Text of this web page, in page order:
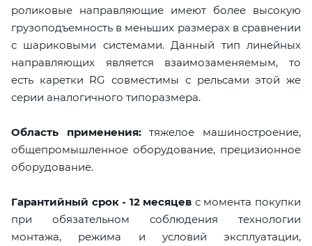
роликовые направляющие имеют более высокую
грузоподъемность в меньших размерах в сравнении
с шариковыми системами. Данный тип линейных
направляющих является взаимозаменяемым, то
есть каретки RG совместимы с рельсами этой же
серии аналогичного типоразмера.
Область применения:тяжелое машиностроение,
общепромышленное оборудование, прецизионное
оборудование.
Гарантийный срок - 12 месяцев с момента покупки
при обязательном соблюдения технологии
монтажа, режима и условий эксплуатации,